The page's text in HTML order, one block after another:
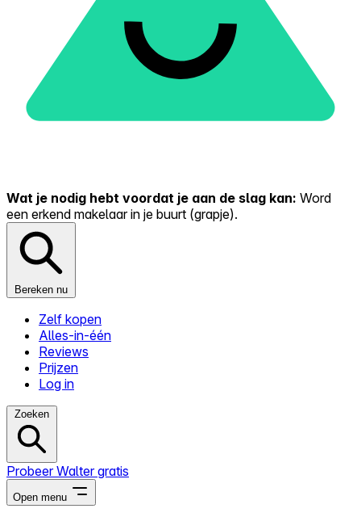
Wat je nodig hebt voordat je aan de slag kan: Word
een erkend makelaar in je buurt (grapje).
Bereken nu
Zelf kopen
Alles-in-één
Reviews
Prijzen
Log in
Zoeken
Probeer Walter gratis
Open menu